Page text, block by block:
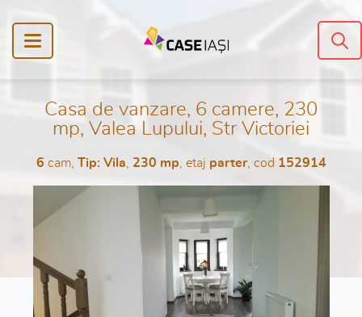
Casa de vanzare, 6 camere, 230
mp, Valea Lupului, Str Victoriei
6 cam, Tip: Vila 230 mp , etaj parter, cod 152914